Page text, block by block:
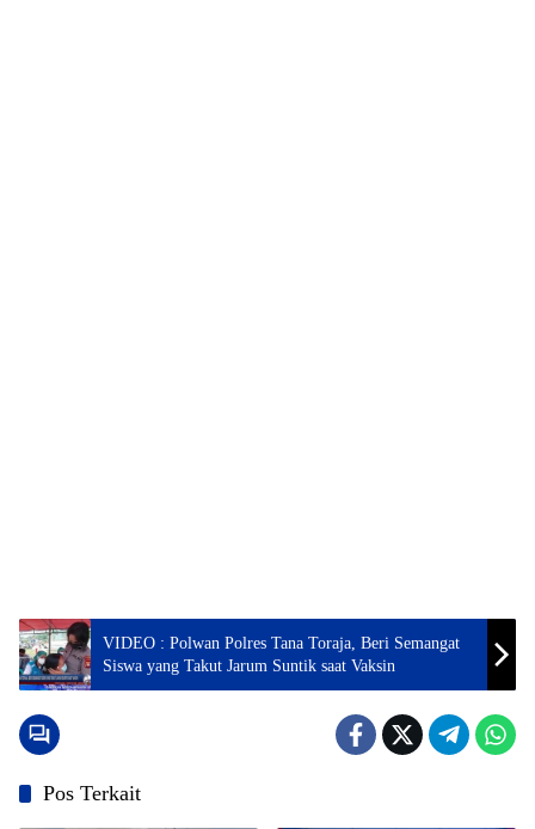
VIDEO : Polwan Polres Tana Toraja, Beri Semangat
Siswa yang Takut Jarum Suntik saat Vaksin
Pos Terkait